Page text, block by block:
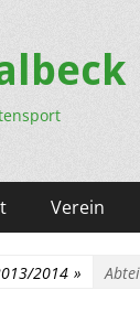
Verein
2014 »